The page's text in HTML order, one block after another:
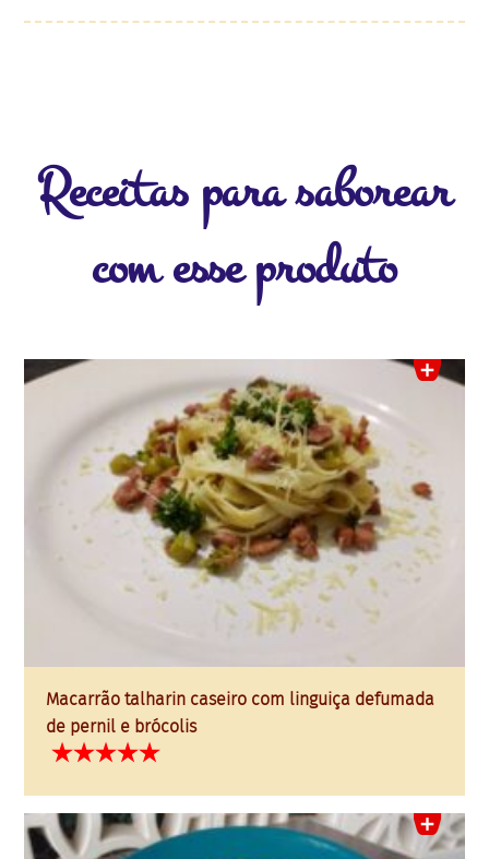
Receitas para saborear
com esse produto
Macarrão talharin caseiro com linguiça defumada
de pernil e brócolis